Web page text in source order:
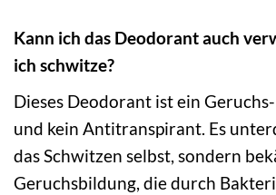
Kann ich das Deodorant auch
ich schwitze?
Dieses Deodorant ist ein
und kein Antitranspirant. Es
das Schwitzen selbst, sondern
Geruchsbildung, die durch